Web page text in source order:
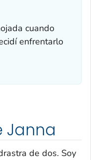
cuando
enfrentarlo
Janna
de dos. Soy